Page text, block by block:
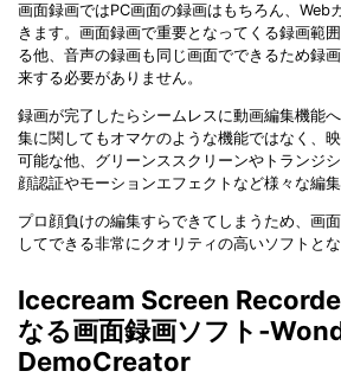
画面録画ではPC画面の録画はもちろん、Web
きます。画面録画で重要となってくる録画範
る他、音声の録画も同じ画面でできるため録
来する必要がありません。
録画が完了したらシームレスに動画編集機能
集に関してもオマケのような機能ではなく、
可能な他、グリーンススクリーンやトランジ
顔認証やモーションエフェクトなど様々な編集
プロ顔負けの編集すらできてしまうため、画
してできる非常にクオリティの高いソフトとな
Icecream Screen
なる画面録画ソフト
DemoCreator